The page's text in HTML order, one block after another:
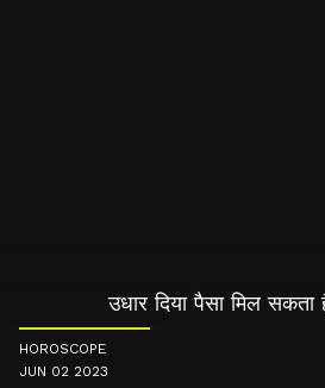
उधार दिया पैसा मिल
HOROSCOPE
JUN 02 2023